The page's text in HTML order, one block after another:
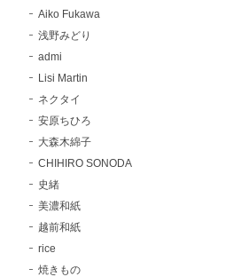
Aiko Fukawa
浅野みどり
admi
Lisi Martin
ネクタイ
安原ちひろ
大森木綿子
CHIHIRO SONODA
史緒
美濃和紙
越前和紙
rice
焼きもの